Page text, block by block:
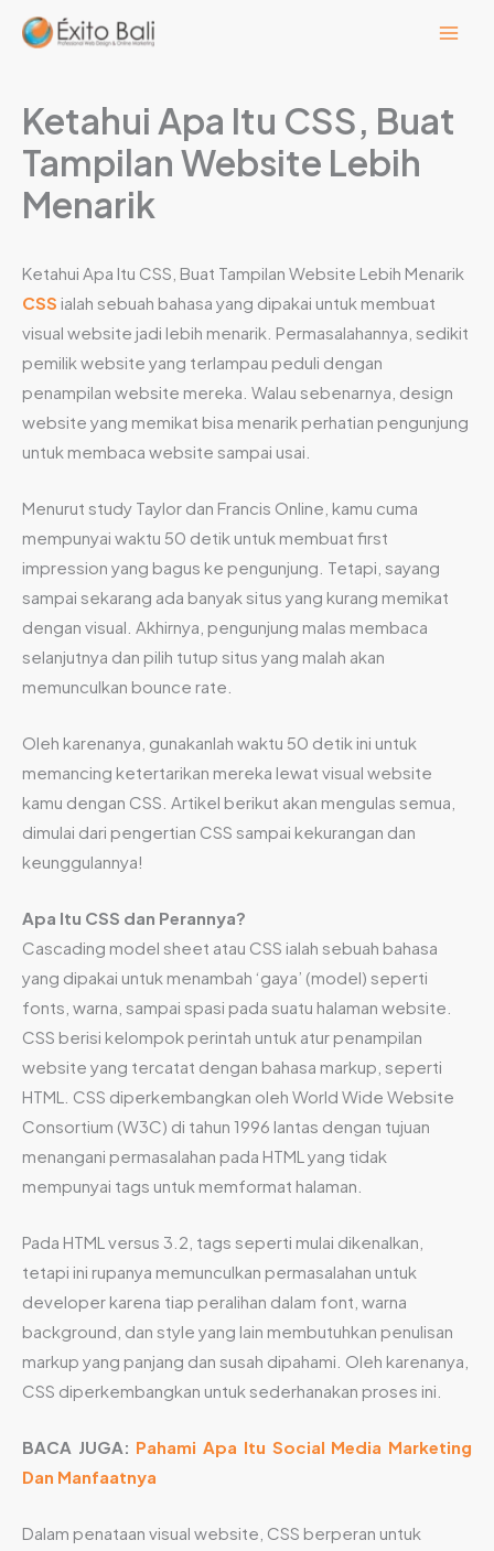
Lewati
Ketahui Apa Itu CSS, Buat
Tampilan Website Lebih
Menarik
Ketahui Apa Itu CSS, Buat Tampilan Website Lebih Menarik
CSS ialah sebuah bahasa yang dipakai untuk membuat
visual website jadi lebih menarik. Permasalahannya, sedikit
pemilik website yang terlampau peduli dengan
penampilan website mereka. Walau sebenarnya, design
website yang memikat bisa menarik perhatian pengunjung
untuk membaca website sampai usai.
Menurut study Taylor dan Francis Online, kamu cuma
mempunyai waktu 50 detik untuk membuat first
impression yang bagus ke pengunjung. Tetapi, sayang
sampai sekarang ada banyak situs yang kurang memikat
dengan visual. Akhirnya, pengunjung malas membaca
selanjutnya dan pilih tutup situs yang malah akan
memunculkan bounce rate.
Oleh karenanya, gunakanlah waktu 50 detik ini untuk
memancing ketertarikan mereka lewat visual website
kamu dengan CSS. Artikel berikut akan mengulas semua,
dimulai dari pengertian CSS sampai kekurangan dan
keunggulannya!
Apa Itu CSS dan Perannya?
Cascading model sheet atau CSS ialah sebuah bahasa
yang dipakai untuk menambah ‘gaya’ (model) seperti
fonts, warna, sampai spasi pada suatu halaman website.
CSS berisi kelompok perintah untuk atur penampilan
website yang tercatat dengan bahasa markup, seperti
HTML. CSS diperkembangkan oleh World Wide Website
Consortium (W3C) di tahun 1996 lantas dengan tujuan
menangani permasalahan pada HTML yang tidak
mempunyai tags untuk memformat halaman.
Pada HTML versus 3.2, tags seperti mulai dikenalkan,
tetapi ini rupanya memunculkan permasalahan untuk
developer karena tiap peralihan dalam font, warna
background, dan style yang lain membutuhkan penulisan
markup yang panjang dan susah dipahami. Oleh karenanya,
CSS diperkembangkan untuk sederhanakan proses ini.
BACA JUGA: Pahami Apa Itu Social Media Marketing
Dan Manfaatnya
Dalam penataan visual website, CSS berperan untuk